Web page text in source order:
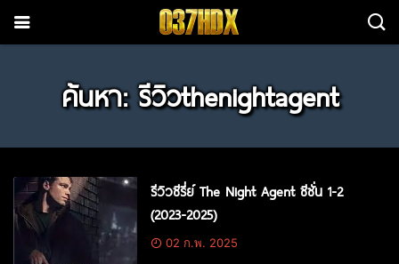
ค้นหา: รีวิวthenightagent
รีวิวซีรี่ย์ The Night Agent ซีซั่น 1-2
(2023-2025)
02 ก.พ. 2025